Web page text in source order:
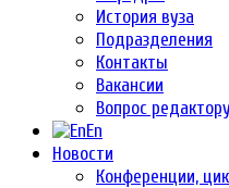
История вуза
Подразделения
Контакты
Вакансии
Вопрос редактору
En
Новости
Конференции,